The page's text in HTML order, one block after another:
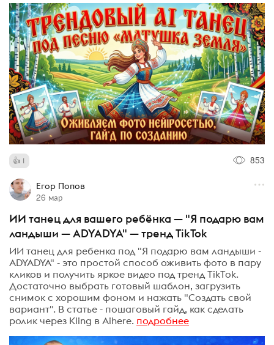
1 853
Егор Попов
26 мар
ИИ танец для вашего ребёнка — "Я подарю вам
ландыши — ADYADYA" — тренд TikTok
ИИ танец для ребенка под "Я подарю вам ландыши -
ADYADYA" - это простой способ оживить фото в пару
кликов и получить яркое видео под тренд TikTok.
Достаточно выбрать готовый шаблон, загрузить
снимок с хорошим фоном и нажать "Создать свой
вариант". В статье - пошаговый гайд, как сделать
ролик через Kling в Aihere. подробнее